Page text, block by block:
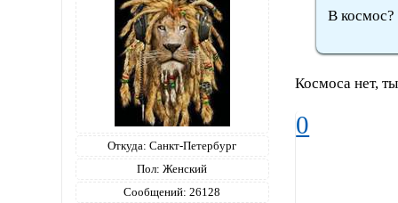
Откуда: Санкт-Петербург
Пол: Женский
Сообщений: 26128
В космос?
Космоса нет,
0